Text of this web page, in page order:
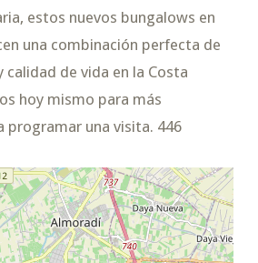
estos nuevos bungalows en
una combinación perfecta de
calidad de vida en la Costa
hoy mismo para más
programar una visita. 446